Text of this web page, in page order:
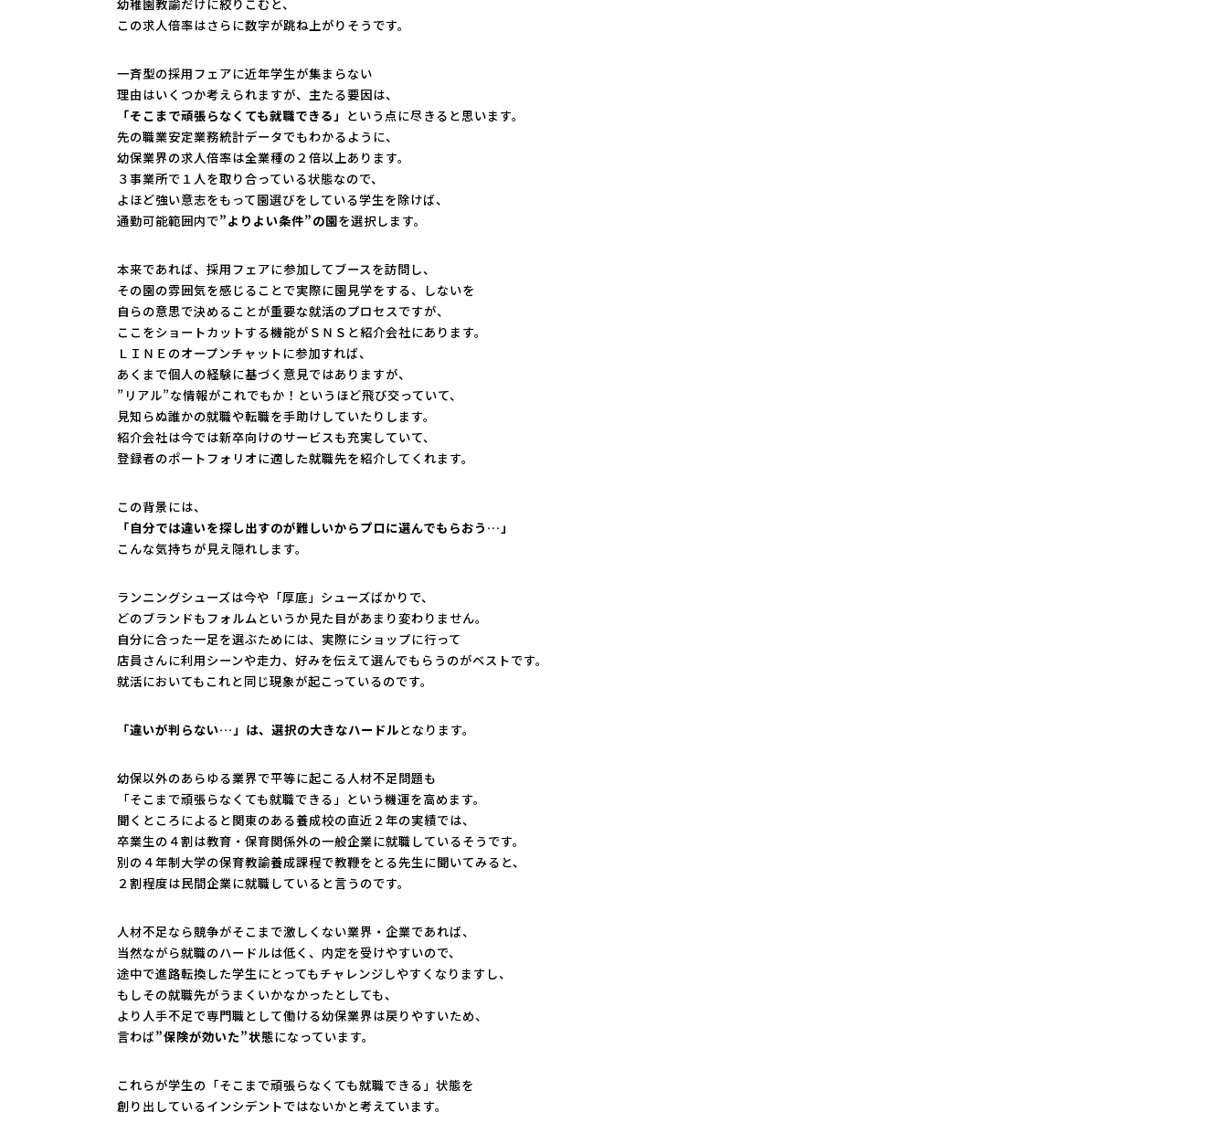
幼稚園教諭だけに絞りこむと、
この求人倍率はさらに数字が跳ね上がりそうです。
一斉型の採用フェアに近年学生が集まらない
理由はいくつか考えられますが、主たる要因は、
「そこまで頑張らなくても就職できる」 という点に尽きると思います。
先の職業安定業務統計データでもわかるように、
幼保業界の求人倍率は全業種の２倍以上あります。
３事業所で１人を取り合っている状態なので、
よほど強い意志をもって園選びをしている学生を除けば、
通勤可能範囲内で”よりよい条件”の園を選択します。
本来であれば、採用フェアに参加してブースを訪問し、
その園の雰囲気を感じることで実際に園見学をする、しないを
自らの意思で決めることが重要な就活のプロセスですが、
ここをショートカットする機能がＳＮＳと紹介会社にあります。
ＬＩＮＥのオープンチャットに参加すれば、
あくまで個人の経験に基づく意見ではありますが、
”リアル”な情報がこれでもか！というほど飛び交っていて、
見知らぬ誰かの就職や転職を手助けしていたりします。
紹介会社は今では新卒向けのサービスも充実していて、
登録者のポートフォリオに適した就職先を紹介してくれます。
この背景には、
「自分では違いを探し出すのが難しいからプロに選んでもらおう…」
こんな気持ちが見え隠れします。
ランニングシューズは今や「厚底」シューズばかりで、
どのブランドもフォルムというか見た目があまり変わりません。
自分に合った一足を選ぶためには、実際にショップに行って
店員さんに利用シーンや走力、好みを伝えて選んでもらうのがベストです。
就活においてもこれと同じ現象が起こっているのです。
「違いが判らない…」は、選択の大きなハードルとなります。
幼保以外のあらゆる業界で平等に起こる人材不足問題も
「そこまで頑張らなくても就職できる」という機運を高めます。
聞くところによると関東のある養成校の直近２年の実績では、
卒業生の４割は教育・保育関係外の一般企業に就職しているそうです。
別の４年制大学の保育教諭養成課程で教鞭をとる先生に聞いてみると、
２割程度は民間企業に就職していると言うのです。
人材不足なら競争がそこまで激しくない業界・企業であれば、
当然ながら就職のハードルは低く、内定を受けやすいので、
途中で進路転換した学生にとってもチャレンジしやすくなりますし、
もしその就職先がうまくいかなかったとしても、
より人手不足で専門職として働ける幼保業界は戻りやすいため、
言わば”保険が効いた”状態になっています。
これらが学生の「そこまで頑張らなくても就職できる」状態を
創り出しているインシデントではないかと考えています。